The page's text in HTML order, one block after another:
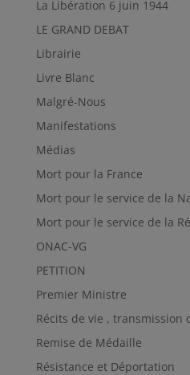
La Libération 6 juin 1944
LE GRAND DEBAT
Librairie
Livre Blanc
Malgré-Nous
Manifestations
Médias
Mort pour la France
Mort pour le service de la
Mort pour le service de la
ONAC-VG
PETITION
Premier Ministre
Récits de vie , transmission
Remise de Médaille
Résistance et Déportation